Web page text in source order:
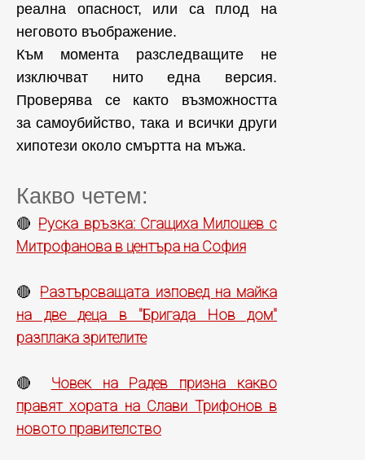
реална опасност, или са плод на
неговото въображение.
Към момента разследващите не
изключват нито една версия.
Проверява се както възможността
за самоубийство, така и всички други
хипотези около смъртта на мъжа.
Какво четем:
🔴 Руска връзка: Сгащиха Милошев с
Митрофанова в центъра на София
🔴 Разтърсващата изповед на майка
на две деца в "Бригада Нов дом"
разплака зрителите
🔴 Човек на Радев призна какво
правят хората на Слави Трифонов в
новото правителство